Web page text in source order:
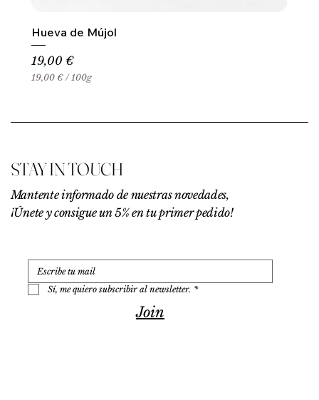
Hueva de Mújol
Precio
19,00 €
19,00 € /100g
0
p
r
1
0
a
m
o
s
STAY IN TOUCH
Mantente informado de nuestras novedades,
¡Únete y consigue un 5% en tu primer pedido!
Sí, me quiero subscribir al newsletter. *
Join